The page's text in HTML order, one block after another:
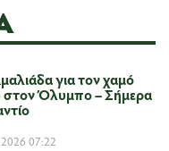
για τον χαμό
στον Όλυμπο – Σήμερα
07:22